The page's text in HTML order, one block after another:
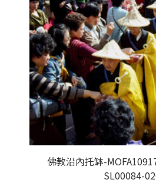
佛教沿內托缽-
SL00084-